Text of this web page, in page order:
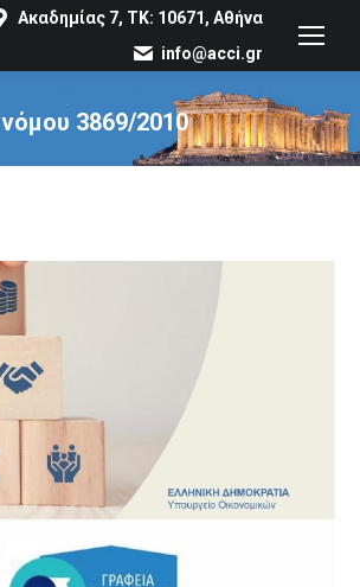
Ακαδημίας 7, ΤΚ: 10671, Αθήνα
info@acci.gr
νόμου 3869/2010
You are here: